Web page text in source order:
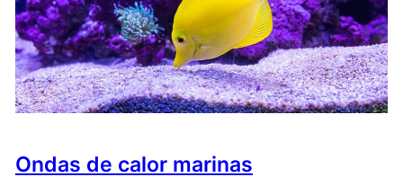
Ondas de calor marinas